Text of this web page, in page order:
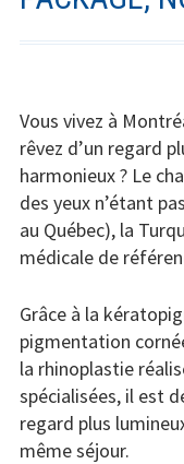
Vous vivez à
rêvez d’un regard
harmonieux ? Le
des yeux n’étant
au Québec), la
médicale de
Grâce à la
pigmentation
la rhinoplastie
spécialisées, il est
regard plus
même séjour.